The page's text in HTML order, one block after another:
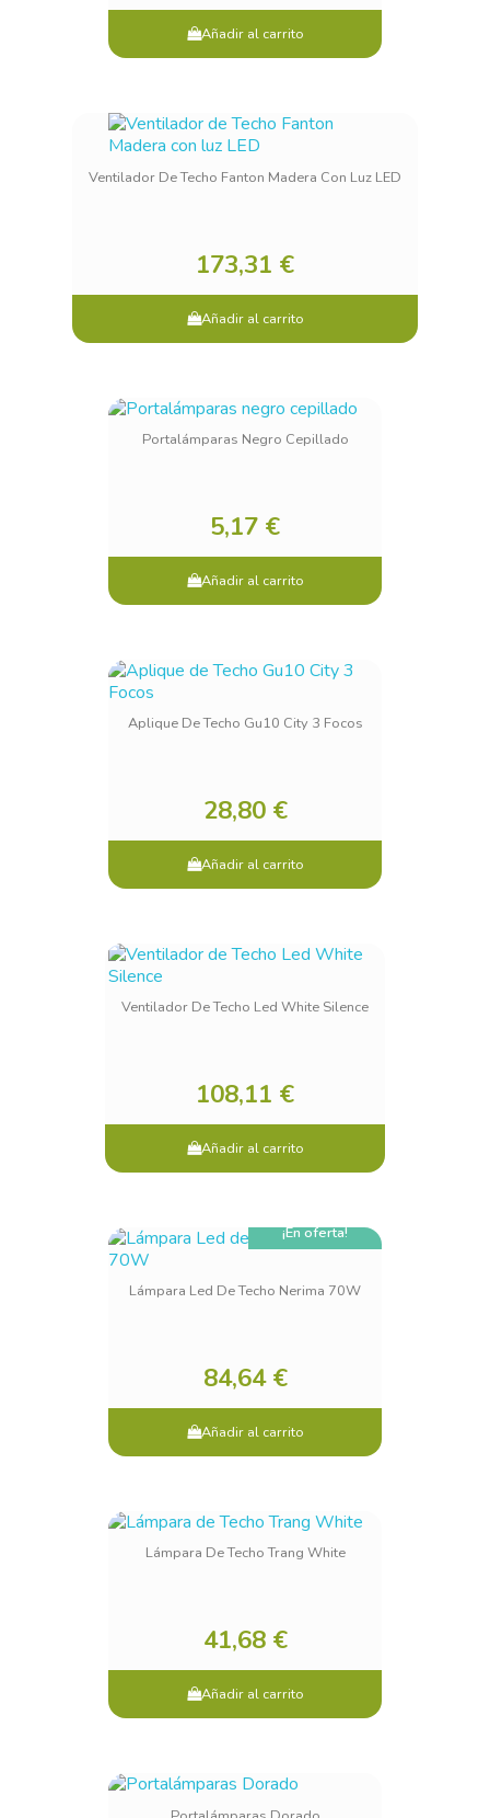
Añadir al carrito
Ventilador De Techo Fanton Madera Con Luz LED
173,31 €
Añadir al carrito
Portalámparas Negro Cepillado
5,17 €
Añadir al carrito
Aplique De Techo Gu10 City 3 Focos
28,80 €
Añadir al carrito
Ventilador De Techo Led White Silence
108,11 €
Añadir al carrito
Lámpara Led De Techo Nerima 70W
84,64 €
Añadir al carrito
¡En oferta!
Lámpara De Techo Trang White
41,68 €
Añadir al carrito